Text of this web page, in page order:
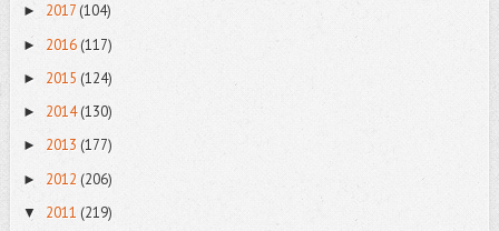
► 2017(104)
► 2016(117)
► 2015 (124)
► 2014(130)
► 2013 (177)
► 2012 (206)
▼ 2011 (219)